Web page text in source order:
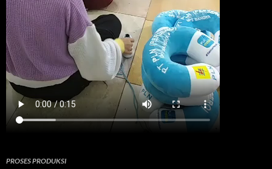
PROSES PRODUKSI